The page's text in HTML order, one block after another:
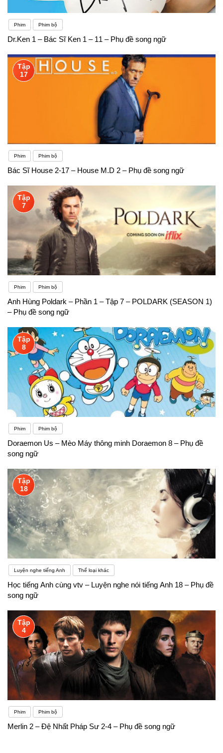
Phim Phim bộ
Dr.Ken 1 – Bác Sĩ Ken 1 – 11 – Phụ đề song ngữ
Tập
17
Phim Phim bộ
Bác Sĩ House 2-17 – House M.D 2 – Phụ đề song ngữ
Tập
7
Phim Phim bộ
Anh Hùng Poldark – Phần 1 – Tập 7 – POLDARK (SEASON 1)
– Phụ đề song ngữ
Tập
8
Phim Phim bộ
Doraemon Us – Mèo Máy thông minh Doraemon 8 – Phụ đề
song ngữ
Tập
18
Luyện nghe tiếng Anh Thể loại khác
Học tiếng Anh cùng vtv – Luyện nghe nói tiếng Anh 18 – Phụ đề
song ngữ
Tập
4
Phim Phim bộ
Merlin 2 – Đệ Nhất Pháp Sư 2-4 – Phụ đề song ngữ